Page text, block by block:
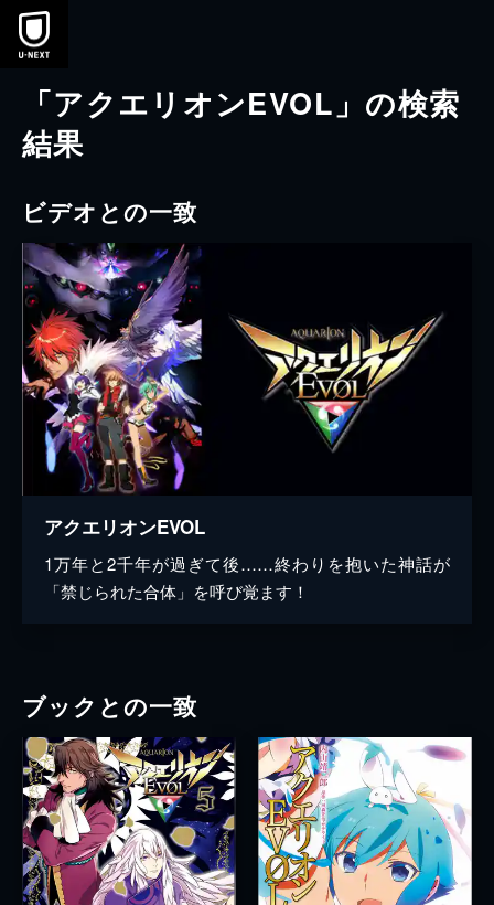
本文へスキップ
「アクエリオンEVOL」の検索
結果
ビデオとの一致
アクエリオンEVOL
1万年と2千年が過ぎて後……終わりを抱いた神話が
「禁じられた合体」を呼び覚ます！
ブックとの一致